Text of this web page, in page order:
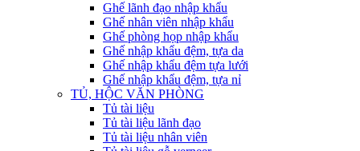
Ghế lãnh đạo nhập khẩu
Ghế nhân viên nhập khẩu
Ghế phòng họp nhập khẩu
Ghế nhập khẩu đệm, tựa da
Ghế nhập khẩu đệm tựa lưới
Ghế nhập khẩu đệm, tựa nỉ
TỦ, HỘC VĂN PHÒNG
Tủ tài liệu
Tủ tài liệu lãnh đạo
Tủ tài liệu nhân viên